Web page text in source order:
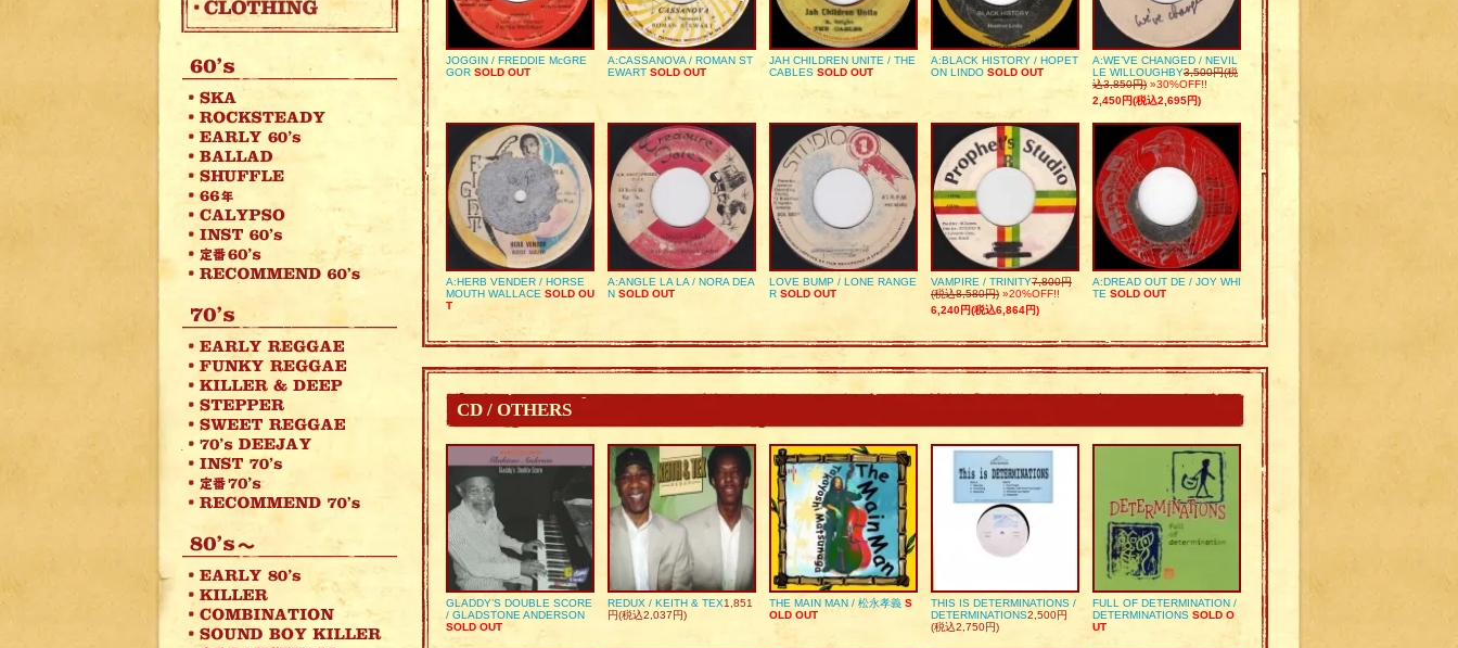
JOGGIN / FREDDIE McGRE
GOR SOLD OUT
A:CASSANOVA / ROMAN ST
EWART SOLD OUT
JAH CHILDREN UNITE / THE
CABLES SOLD OUT
A:BLACK HISTORY / HOPET
ON LINDO SOLD OUT
A:WE’VE CHANGED / NEVIL
LE WILLOUGHBY3,500円(税
込3,850円) »30%OFF!!
2,450円(税込2,695円)
A:HERB VENDER / HORSE
MOUTH WALLACE SOLD OU
T
A:ANGLE LA LA / NORA DEA
N SOLD OUT
LOVE BUMP / LONE RANGE
R SOLD OUT
VAMPIRE / TRINITY7,800円
(税込8,580円) »20%OFF!!
6,240円(税込6,864円)
A:DREAD OUT DE / JOY WHI
TE SOLD OUT
CD / OTHERS
GLADDY’S DOUBLE SCORE
/ GLADSTONE ANDERSON
SOLD OUT
REDUX / KEITH & TEX1,851
円(税込2,037円)
THE MAIN MAN / 松永孝義 S
OLD OUT
THIS IS DETERMINATIONS /
DETERMINATIONS2,500円
(税込2,750円)
FULL OF DETERMINATION /
DETERMINATIONS SOLD O
UT